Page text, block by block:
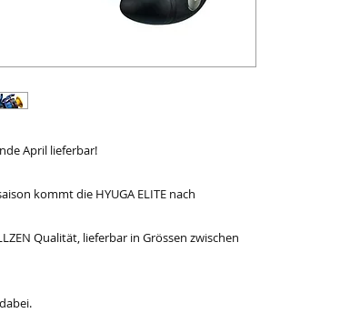
April lieferbar!
kommt die HYUGA ELITE nach
Qualität, lieferbar in Grössen zwischen